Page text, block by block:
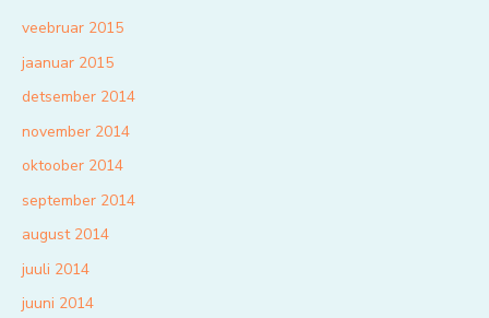
veebruar 2015
jaanuar 2015
detsember 2014
november 2014
oktoober 2014
september 2014
august 2014
juuli 2014
juuni 2014